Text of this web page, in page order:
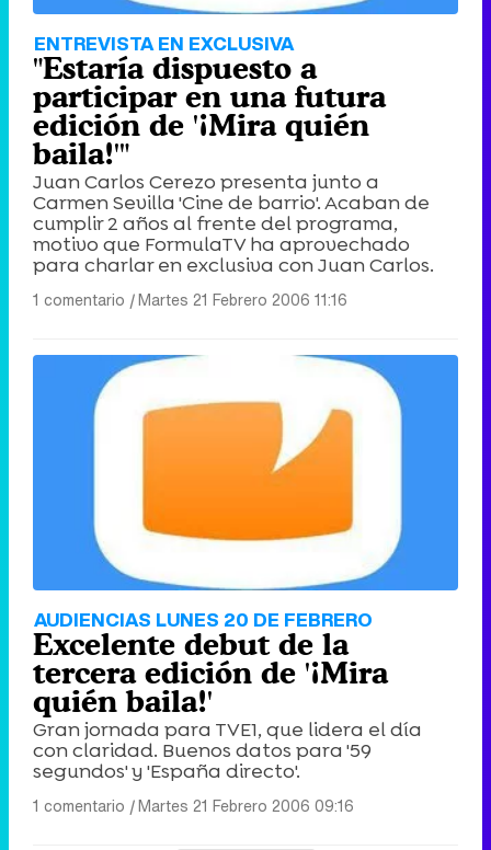
ENTREVISTA EN EXCLUSIVA
"Estaría dispuesto a
participar en una futura
edición de '¡Mira quién
baila!'"
Juan Carlos Cerezo presenta junto a
Carmen Sevilla 'Cine de barrio'. Acaban de
cumplir 2 años al frente del programa,
motivo que FormulaTV ha aprovechado
para charlar en exclusiva con Juan Carlos.
1 comentario |Martes 21 Febrero 2006 11:16
AUDIENCIAS LUNES 20 DE FEBRERO
Excelente debut de la
tercera edición de '¡Mira
quién baila!'
Gran jornada para TVE1, que lidera el día
con claridad. Buenos datos para '59
segundos' y 'España directo'.
1 comentario |Martes 21 Febrero 2006 09:16